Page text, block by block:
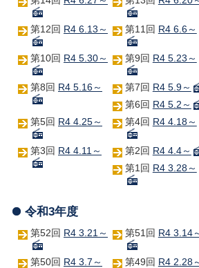
第12回 R4 6.13～ 第11回 R4 6.6～
第10回 R4 5.30～ 第9回 R4 5.23～
第8回 R4 5.16～ 第7回 R4 5.9～
第6回 R4 5.2～
第5回 R4 4.25～ 第4回 R4 4.18～
第3回 R4 4.11～ 第2回 R4 4.4～
第1回 R4 3.28～
令和3年度
第52回 R4 3.21～ 第51回 R4 3.14
第50回 R4 3.7～ 第49回 R4 2.28